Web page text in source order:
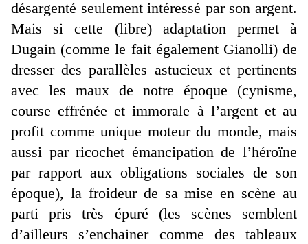
désargenté seulement intéressé par son argent.
Mais si cette (libre) adaptation permet à
Dugain (comme le fait également Gianolli) de
dresser des parallèles astucieux et pertinents
avec les maux de notre époque (cynisme,
course effrénée et immorale à l’argent et au
profit comme unique moteur du monde, mais
aussi par ricochet émancipation de l’héroïne
par rapport aux obligations sociales de son
époque), la froideur de sa mise en scène au
parti pris très épuré (les scènes semblent
d’ailleurs s’enchainer comme des tableaux